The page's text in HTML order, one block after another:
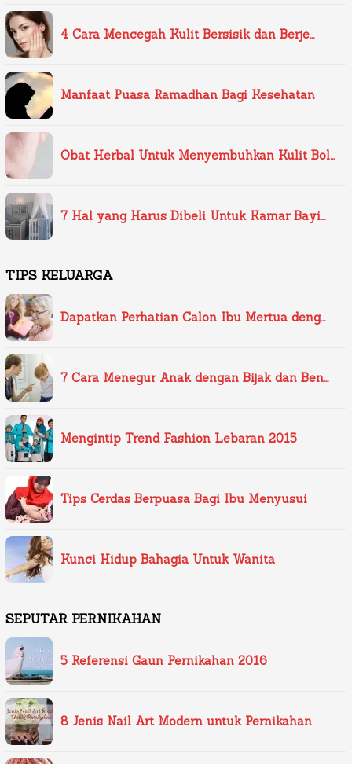
4 Cara Mencegah Kulit Bersisik dan Berje…
Manfaat Puasa Ramadhan Bagi Kesehatan
Obat Herbal Untuk Menyembuhkan Kulit Bol…
7 Hal yang Harus Dibeli Untuk Kamar Bayi…
TIPS KELUARGA
Dapatkan Perhatian Calon Ibu Mertua deng…
7 Cara Menegur Anak dengan Bijak dan Ben…
Mengintip Trend Fashion Lebaran 2015
Tips Cerdas Berpuasa Bagi Ibu Menyusui
Kunci Hidup Bahagia Untuk Wanita
SEPUTAR PERNIKAHAN
5 Referensi Gaun Pernikahan 2016
8 Jenis Nail Art Modern untuk Pernikahan